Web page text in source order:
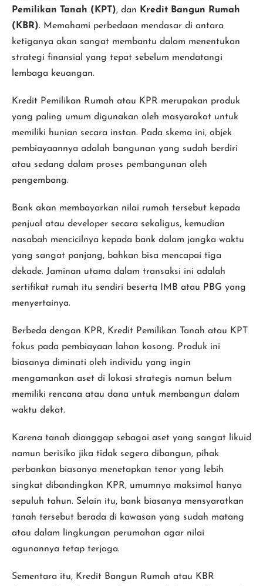
Pemilikan Tanah (KPT), dan Kredit Bangun Rumah
(KBR). Memahami perbedaan mendasar di antara
ketiganya akan sangat membantu dalam menentukan
strategi finansial yang tepat sebelum mendatangi
lembaga keuangan.
Kredit Pemilikan Rumah atau KPR merupakan produk
yang paling umum digunakan oleh masyarakat untuk
memiliki hunian secara instan. Pada skema ini, objek
pembiayaannya adalah bangunan yang sudah berdiri
atau sedang dalam proses pembangunan oleh
pengembang.
Bank akan membayarkan nilai rumah tersebut kepada
penjual atau developer secara sekaligus, kemudian
nasabah mencicilnya kepada bank dalam jangka waktu
yang sangat panjang, bahkan bisa mencapai tiga
dekade. Jaminan utama dalam transaksi ini adalah
sertifikat rumah itu sendiri beserta IMB atau PBG yang
menyertainya.
Berbeda dengan KPR, Kredit Pemilikan Tanah atau KPT
fokus pada pembiayaan lahan kosong. Produk ini
biasanya diminati oleh individu yang ingin
mengamankan aset di lokasi strategis namun belum
memiliki rencana atau dana untuk membangun dalam
waktu dekat.
Karena tanah dianggap sebagai aset yang sangat likuid
namun berisiko jika tidak segera dibangun, pihak
perbankan biasanya menetapkan tenor yang lebih
singkat dibandingkan KPR, umumnya maksimal hanya
sepuluh tahun. Selain itu, bank biasanya mensyaratkan
tanah tersebut berada di kawasan yang sudah matang
atau dalam lingkungan perumahan agar nilai
agunannya tetap terjaga.
Sementara itu, Kredit Bangun Rumah atau KBR